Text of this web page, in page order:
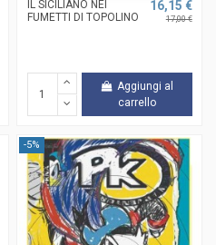
IL SICILIANO NEI
FUMETTI DI TOPOLINO
16,15 €
17,00 €
Aggiungi al
carrello
-5%